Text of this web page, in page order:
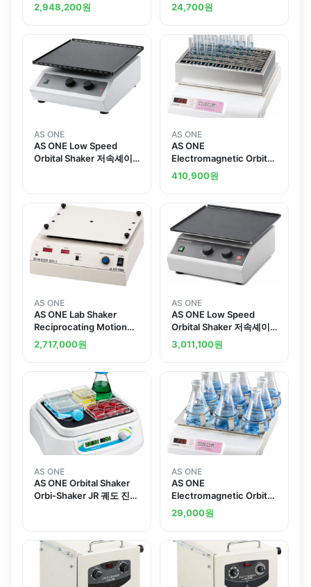
2,948,200원 24,700원
AS ONE
AS ONE Low Speed
Orbital Shaker 저속셰이
AS ONE
AS ONE
Electromagnetic Orbital
Shaker For CO2
Incubator Spring Holder
410,900원
AS ONE
AS ONE Lab Shaker
Reciprocating Motion
and others
2,717,000원
AS ONE
AS ONE Low Speed
Orbital Shaker 저속셰이
커
3,011,100원
AS ONE
AS ONE Orbital Shaker
Orbi-Shaker JR 궤도 진탕
AS ONE
AS ONE
Electromagnetic Orbital
Shaker For CO2
Incubator Flask Holder
29,000원